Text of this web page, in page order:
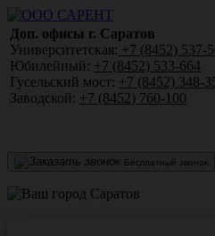
Доп. офисы г. Саратов
Университетская: +7 (8452) 537-
Юбилейный: +7 (8452) 533-664
Гусельский мост: +7 (8452) 348-
Заводской: +7 (8452) 760-100
Бесплатный звонок
Саратов